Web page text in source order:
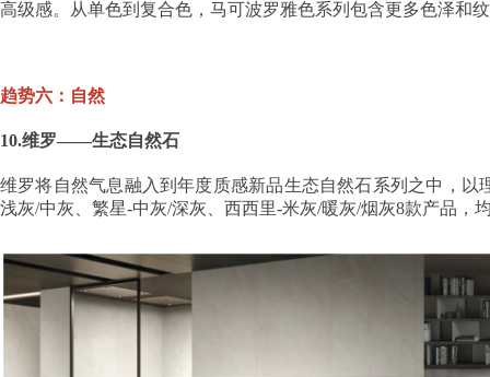
高级感。从单色到复合色，马可波罗雅色系列包含更多色泽和
趋势六：自然
10.维罗——生态自然石
维罗将自然气息融入到年度质感新品生态自然石系列之中，
浅灰/中灰、繁星-中灰/深灰、西西里-米灰/暖灰/烟灰8款产品，